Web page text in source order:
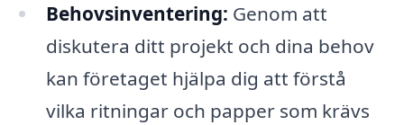
Behovsinventering: Genom att
diskutera ditt projekt och dina behov
kan företaget hjälpa dig att förstå
vilka ritningar och papper som krävs